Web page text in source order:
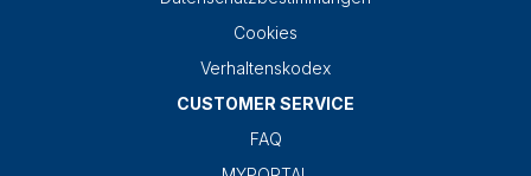
Cookies
Verhaltenskodex
CUSTOMER SERVICE
FAQ